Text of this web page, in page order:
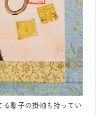
馴子の掛軸も持ってい